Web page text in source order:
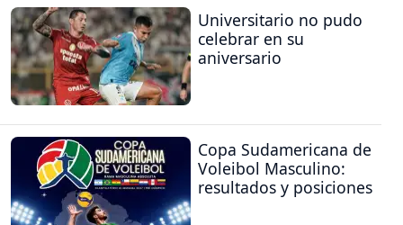
Universitario no pudo
celebrar en su
aniversario
Copa Sudamericana de
Voleibol Masculino:
resultados y posiciones